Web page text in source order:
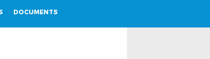
DOCUMENTS